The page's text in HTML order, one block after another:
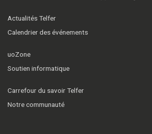
Actualités Telfer
Calendrier des événements
uoZone
Soutien informatique
Carrefour du savoir Telfer
Notre communauté